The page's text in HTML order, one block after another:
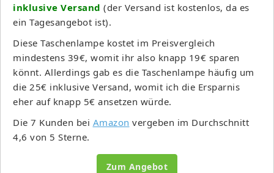
inklusive Versand (der Versand ist kostenlos, da es
ein Tagesangebot ist).
Diese Taschenlampe kostet im Preisvergleich
mindestens 39€, womit ihr also knapp 19€ sparen
könnt. Allerdings gab es die Taschenlampe häufig um
die 25€ inklusive Versand, womit ich die Ersparnis
eher auf knapp 5€ ansetzen würde.
Die 7 Kunden bei Amazon vergeben im Durchschnitt
4,6 von 5 Sterne.
Zum Angebot